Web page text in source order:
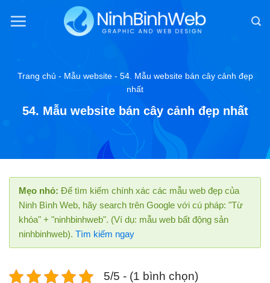
đến
Trang chủ - Mẫu website- 54. Mẫu website bán cây cảnh đẹp
nhất
54. Mẫu website bán cây cảnh đẹp nhất
Mẹo nhỏ: Để tìm kiếm chính xác các mẫu web đẹp của
Ninh Bình Web, hãy search trên Google với cú pháp: "Từ
khóa" + "ninhbinhweb". (Ví dụ: mẫu web bất động sản
ninhbinhweb). Tìm kiếm ngay
5/5 - (1 bình chọn)